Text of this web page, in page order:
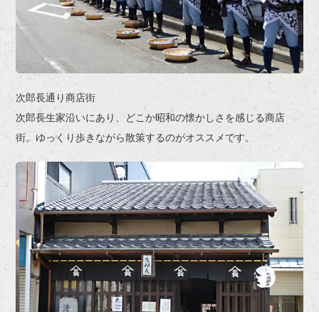
次郎長通り商店街
次郎長生家沿いにあり、どこか昭和の懐かしさを感じる商店
街。ゆっくり歩きながら散策するのがオススメです。